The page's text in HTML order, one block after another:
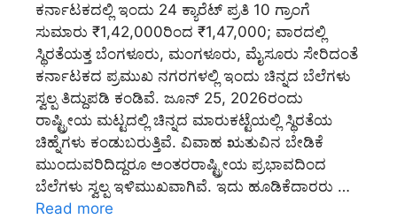
ಕರ್ನಾಟಕದಲ್ಲಿ ಇಂದು 24 ಕ್ಯಾರೆಟ್ ಪ್ರತಿ 10 ಗ್ರಾಂಗೆ
ಸುಮಾರು ₹1,42,000ರಿಂದ ₹1,47,000; ವಾರದಲ್ಲಿ
ಸ್ಥಿರತೆಯತ್ತ ಬೆಂಗಳೂರು, ಮಂಗಳೂರು, ಮೈಸೂರು ಸೇರಿದಂತೆ
ಕರ್ನಾಟಕದ ಪ್ರಮುಖ ನಗರಗಳಲ್ಲಿ ಇಂದು ಚಿನ್ನದ ಬೆಲೆಗಳು
ಸ್ವಲ್ಪ ತಿದ್ದುಪಡಿ ಕಂಡಿವೆ. ಜೂನ್ 25, 2026ರಂದು
ರಾಷ್ಟ್ರೀಯ ಮಟ್ಟದಲ್ಲಿ ಚಿನ್ನದ ಮಾರುಕಟ್ಟೆಯಲ್ಲಿ ಸ್ಥಿರತೆಯ
ಚಿಹ್ನೆಗಳು ಕಂಡುಬರುತ್ತಿವೆ. ವಿವಾಹ ಋತುವಿನ ಬೇಡಿಕೆ
ಮುಂದುವರಿದಿದ್ದರೂ ಅಂತರರಾಷ್ಟ್ರೀಯ ಪ್ರಭಾವದಿಂದ
ಬೆಲೆಗಳು ಸ್ವಲ್ಪ ಇಳಿಮುಖವಾಗಿವೆ. ಇದು ಹೂಡಿಕೆದಾರರು …
Read more